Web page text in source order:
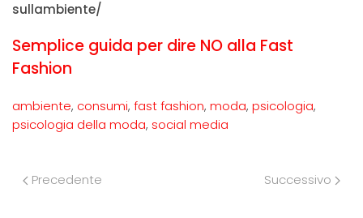
sullambiente/
Semplice guida per dire NO alla Fast
Fashion
ambiente, consumi, fast fashion, moda, psicologia,
psicologia della moda, social media
Precedente Successivo